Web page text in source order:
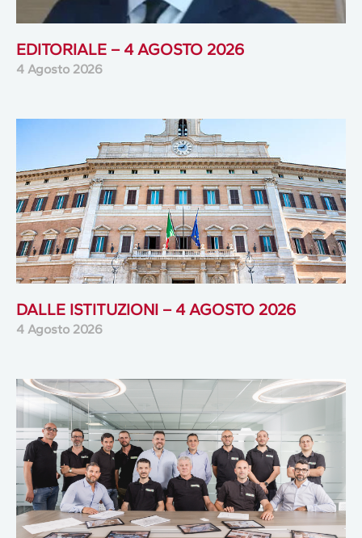
EDITORIALE – 4 AGOSTO 2026
4 Agosto 2026
DALLE ISTITUZIONI – 4 AGOSTO 2026
4 Agosto 2026